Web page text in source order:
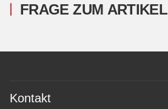
FRAGE ZUM ARTIKEL
Kontakt